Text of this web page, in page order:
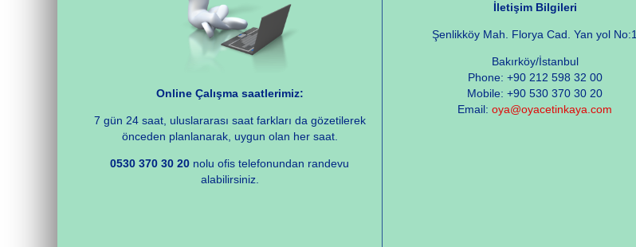
Online Çalışma saatlerimiz:
7 gün 24 saat, uluslararası saat farkları da gözetilerek
önceden planlanarak, uygun olan her saat.
0530 370 30 20 nolu ofis telefonundan randevu
alabilirsiniz.
İletişim Bilgileri
Şenlikköy Mah. Florya Cad. Yan yol No:1
Bakırköy/İstanbul
Phone: +90 212 598 32 00
Mobile: +90 530 370 30 20
Email:oya@oyacetinkaya.com